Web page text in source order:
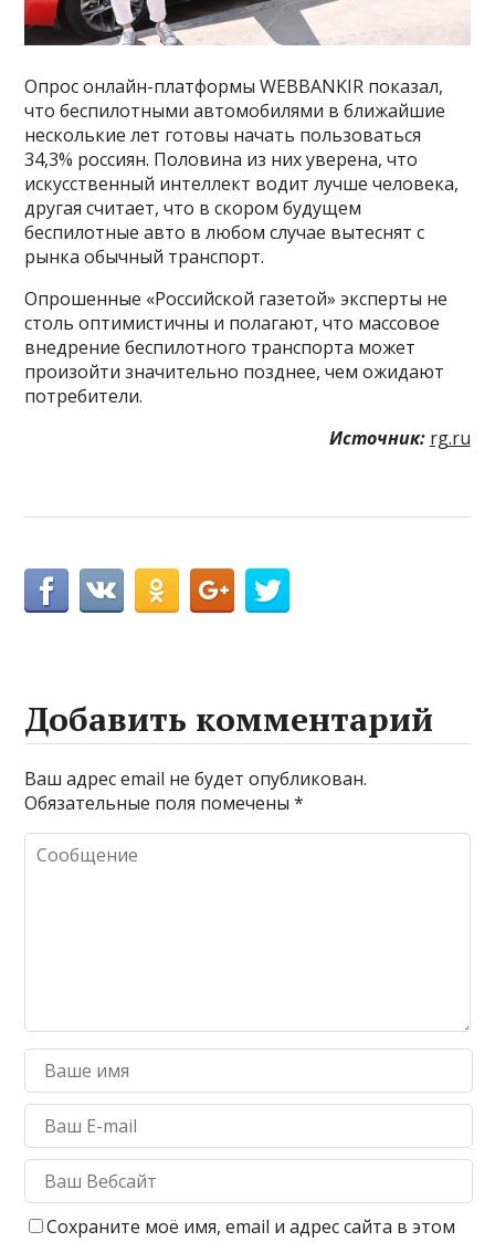
Опрос онлайн-платформы WEBBANKIR показал,
что беспилотными автомобилями в ближайшие
несколькие лет готовы начать пользоваться
34,3% россиян. Половина из них уверена, что
искусственный интеллект водит лучше человека,
другая считает, что в скором будущем
беспилотные авто в любом случае вытеснят с
рынка обычный транспорт.
Опрошенные «Российской газетой» эксперты не
столь оптимистичны и полагают, что массовое
внедрение беспилотного транспорта может
произойти значительно позднее, чем ожидают
потребители.
Источник: rg.ru
Добавить комментарий
Ваш адрес email не будет опубликован.
Обязательные поля помечены*
Сохраните моё имя, email и адрес сайта в этом